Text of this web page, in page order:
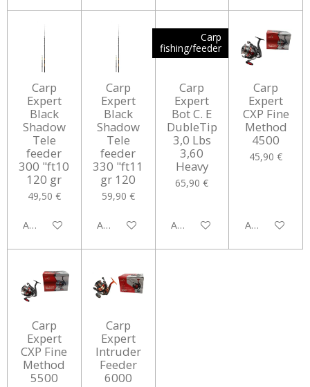
Carp
Expert
Black
Shadow
Tele
feeder
300 "ft10
120 gr
49,50 €
Aggiungi al carrello
Carp
Expert
Black
Shadow
Tele
feeder
330 "ft11
gr 120
59,90 €
Aggiungi al carrello
Carp
fishing/feeder
Carp
Expert
Bot C. E
DubleTip
3,0 Lbs
3,60
Heavy
65,90 €
Aggiungi al carrello
Carp
Expert
CXP Fine
Method
4500
45,90 €
Aggiungi al
Carp
Expert
CXP Fine
Method
5500
Carp
Expert
Intruder
Feeder
6000